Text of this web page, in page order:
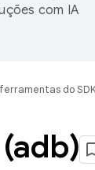
com IA
do